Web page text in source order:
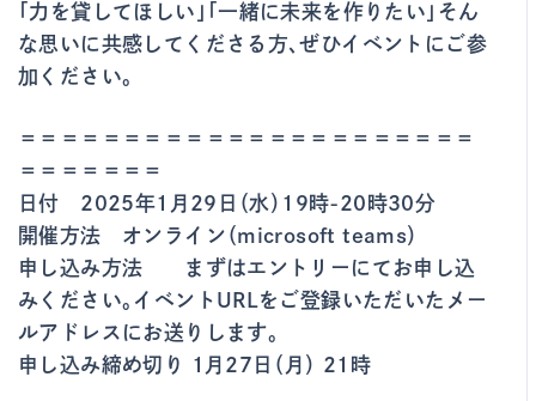
「力を貸してほしい」「一緒に未来を作りたい」そん
な思いに共感してくださる方、ぜひイベントにご参
加ください。
＝＝＝＝＝＝＝＝＝＝＝＝＝＝＝＝＝＝＝＝＝＝
＝＝＝＝＝＝＝
日付 2025年1月29日（水）19時-20時30分
開催方法 オンライン（microsoft teams）
申し込み方法 まずはエントリーにてお申し込
みください。イベントURLをご登録いただいたメー
ルアドレスにお送りします。
申し込み締め切り 1月27日（月） 21時